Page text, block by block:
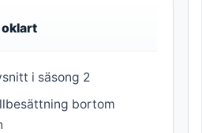
oklart
i säsong 2
bortom